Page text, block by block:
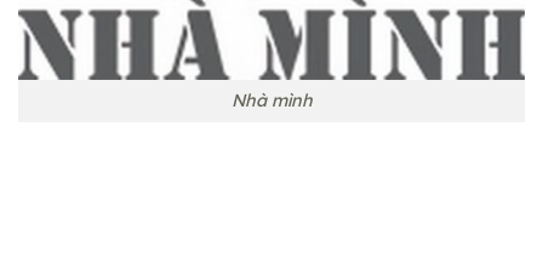
Nhà mình